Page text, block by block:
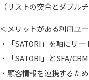
（リストの突合とダブル
＜メリットがある利用ユ
・「SATORI」を軸にリ
・「SATORI」とSFA/
・顧客情報を連携するた